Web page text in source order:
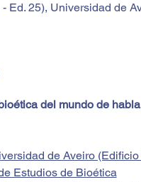
Ed. 25), Universidad de
del mundo de
de Aveiro (Edificio
Estudios de Bioética